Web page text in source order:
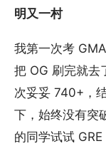
明又一村
我第一次考
把 OG 刷完就去
次妥妥 740+，
下，始终没有突
的同学试试